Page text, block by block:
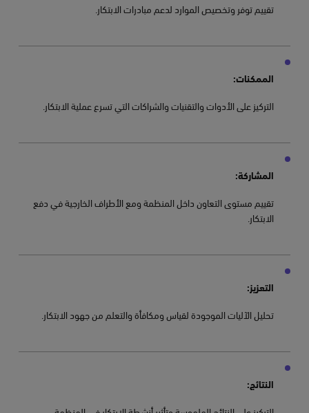
تقييم توفر وتخصيص الموارد لدعم مبادرات الابتكار.
الممكنات:
التركيز على الأدوات والتقنيات والشراكات التي تسرع عملية الابتكار.
المشاركة:
تقييم مستوى التعاون داخل المنظمة ومع الأطراف الخارجية في دفع
الابتكار.
التعزيز:
تحليل الآليات الموجودة لقياس ومكافأة والتعلم من جهود الابتكار.
النتائج: